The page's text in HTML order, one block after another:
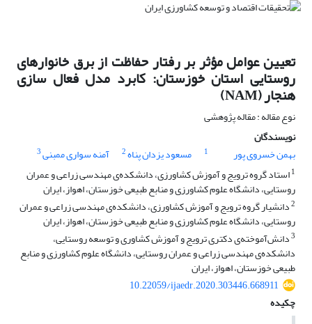
تعیین عوامل مؤثر بر رفتار حفاظت از برق خانوارهای
روستایی استان خوزستان: کابرد مدل فعال سازی
هنجار (NAM)
نوع مقاله : مقاله پژوهشی
نویسندگان
بهمن خسروی پور
1 مسعود یزدان پناه2 آمنه سواری ممبنی3
1استاد گروه ترویج و آموزش کشاورزی، دانشکده‌ی مهندسی زراعی و عمران
روستایی، دانشگاه علوم کشاورزی و منابع طبیعی خوزستان، اهواز، ایران
2دانشیار گروه ترویج و آموزش کشاورزی، دانشکده‌ی مهندسی زراعی و عمران
روستایی، دانشگاه علوم کشاورزی و منابع طبیعی خوزستان، اهواز، ایران
3دانش‌آموخته‌ی دکتری ترویج و آموزش کشاوری و توسعه روستایی،
دانشکده‌ی مهندسی زراعی و عمران روستایی، دانشگاه علوم کشاورزی و منابع
طبیعی خوزستان، اهواز، ایران
10.22059/ijaedr.2020.303446.668911
چکیده